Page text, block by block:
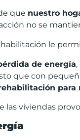
que nuestro
no se
le
érdida de energía
que con
ón para
las viviendas
ía